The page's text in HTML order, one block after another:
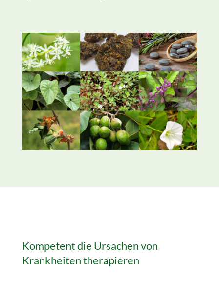
Kompetent die Ursachen von
Krankheiten therapieren